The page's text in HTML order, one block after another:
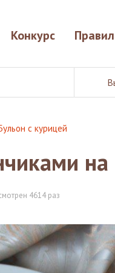
Конкурс
с курицей
4614 раз